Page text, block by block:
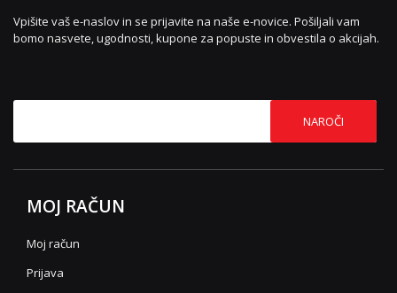
Vpišite vaš e-naslov in se prijavite na naše e-novice. Pošiljali vam
bomo nasvete, ugodnosti, kupone za popuste in obvestila o akcijah.
NAROČI
MOJ RAČUN
Moj račun
Prijava